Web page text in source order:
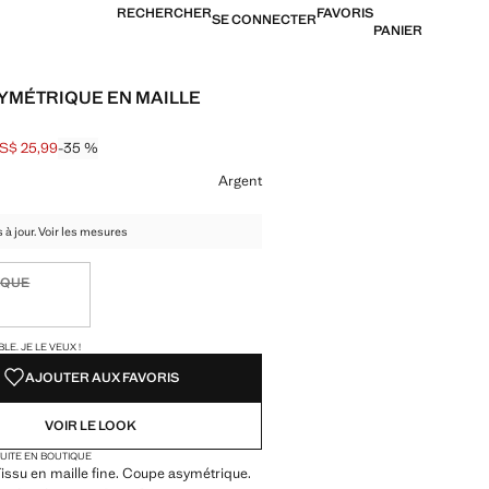
RECHERCHERSE CONNECTERFAVORIS
PANIER
EN MAILLE
[US$ 39,99 ]
25,99 ]
25,99-35 %
Argent
jour. Voir les mesures
Je le veux !
!
JE LE VEUX !
AJOUTER AUX FAVORIS
VOIR LE LOOK
EN BOUTIQUE
en maille fine. Coupe asymétrique.